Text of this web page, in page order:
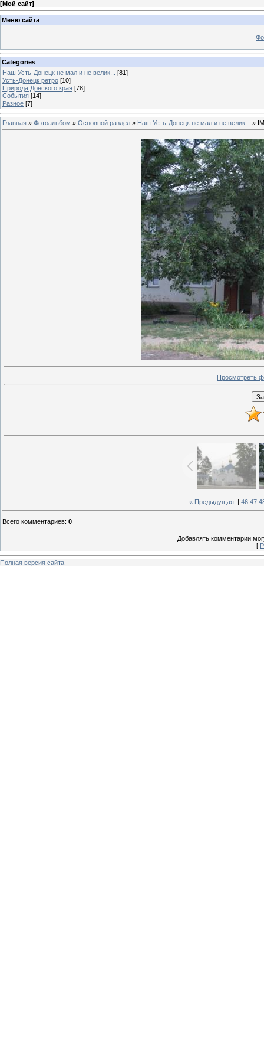
[Мой сайт]
Меню сайта
Categories
Наш Усть-Донецк не мал и не велик...
[81]
Усть-Донецк ретро [10]
Природа Донского края [78]
События [14]
Разное [7]
Главная » Фотоальбом » Основной раздел » Наш Усть-Донецк не мал и не велик... »
Просмотреть
« Предыдущая | 46 47
Всего комментариев: 0
Добавлять комментарии
[
Полная версия сайта